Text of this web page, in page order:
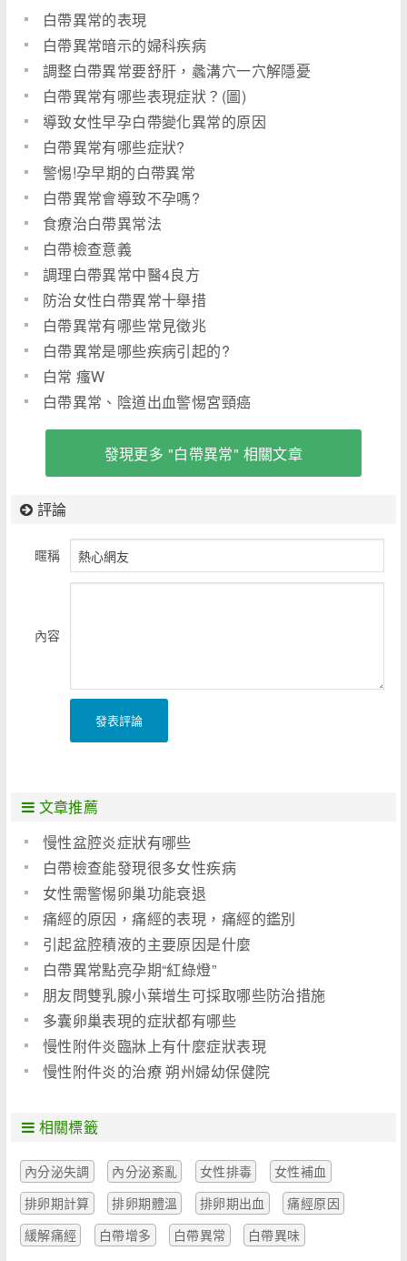
白帶異常的表現
白帶異常暗示的婦科疾病
調整白帶異常要舒肝，蠡溝穴一穴解隱憂
白帶異常有哪些表現症狀？(圖)
導致女性早孕白帶變化異常的原因
白帶異常有哪些症狀?
警惕!孕早期的白帶異常
白帶異常會導致不孕嗎?
食療治白帶異常法
白帶檢查意義
調理白帶異常中醫4良方
防治女性白帶異常十舉措
白帶異常有哪些常見徵兆
白帶異常是哪些疾病引起的?
白常 瘙W
白帶異常、陰道出血警惕宮頸癌
發現更多 "白帶異常" 相關文章
評論
暱稱
內容
發表評論
文章推薦
慢性盆腔炎症狀有哪些
白帶檢查能發現很多女性疾病
女性需警惕卵巢功能衰退
痛經的原因，痛經的表現，痛經的鑑別
引起盆腔積液的主要原因是什麼
白帶異常點亮孕期“紅綠燈”
朋友問雙乳腺小葉增生可採取哪些防治措施
多囊卵巢表現的症狀都有哪些
慢性附件炎臨牀上有什麼症狀表現
慢性附件炎的治療 朔州婦幼保健院
相關標籤
內分泌失調 內分泌紊亂 女性排毒
女性補血
排卵期計算
排卵期體溫 排卵期出血
痛經原因
緩解痛經
白帶增多 白帶異常 白帶異味